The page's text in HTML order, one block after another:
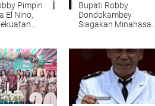
Pimpin
El Nino,
Bupati Robby
Dondokambey
Siagakan Minahasa
Hemat Air dan
Waspada Kemarau
Panjang